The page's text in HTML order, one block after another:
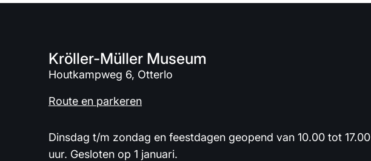
Kröller-Müller Museum
Houtkampweg 6, Otterlo
Route en parkeren
Dinsdag t/m zondag en feestdagen geopend van 10.00 tot 17.00
uur. Gesloten op 1 januari.